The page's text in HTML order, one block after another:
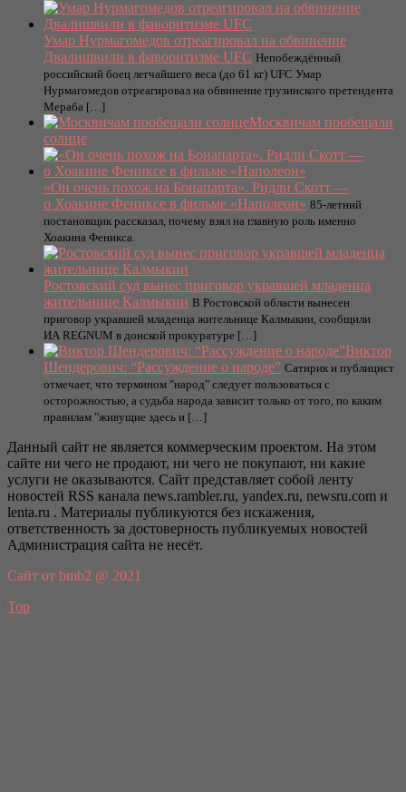
Умар Нурмагомедов отреагировал на обвинение
Двалишвили в фаворитизме UFC Непобеждённый
российский боец легчайшего веса (до 61 кг) UFC Умар
Нурмагомедов отреагировал на обвинение грузинского претендента
Мераба […]
Москвичам пообещали
солнце
«Он очень похож на Бонапарта». Ридли Скотт —
о Хоакине Фениксе в фильме «Наполеон» 85-летний
постановщик рассказал, почему взял на главную роль именно
Хоакина Феникса.
Ростовский суд вынес приговор укравшей младенца
жительнице Калмыкии В Ростовской области вынесен
приговор укравшей младенца жительнице Калмыкии, сообщили
ИА REGNUM в донской прокуратуре […]
Виктор
Шендерович: “Рассуждение о народе” Сатирик и публицист
отмечает, что термином "народ" следует пользоваться с
осторожностью, а судьба народа зависит только от того, по каким
правилам "живущие здесь и […]
Данный сайт не является коммерческим проектом. На этом
сайте ни чего не продают, ни чего не покупают, ни какие
услуги не оказываются. Сайт представляет собой ленту
новостей RSS канала news.rambler.ru, yandex.ru, newsru.com и
lenta.ru . Материалы публикуются без искажения,
ответственность за достоверность публикуемых новостей
Администрация сайта не несёт.
Сайт от bmb2 @ 2021
Top